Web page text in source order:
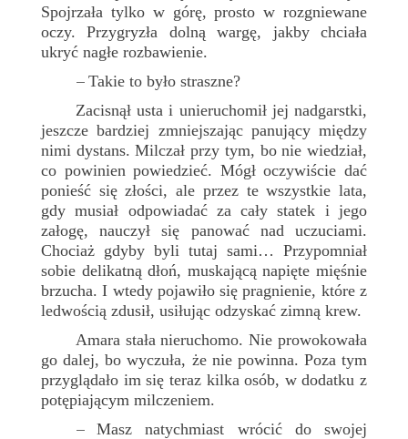
Spojrzała tylko w górę, prosto w rozgniewane
oczy. Przygryzła dolną wargę, jakby chciała
ukryć nagłe rozbawienie.
– Takie to było straszne?
Zacisnął usta i unieruchomił jej nadgarstki,
jeszcze bardziej zmniejszając panujący między
nimi dystans. Milczał przy tym, bo nie wiedział,
co powinien powiedzieć. Mógł oczywiście dać
ponieść się złości, ale przez te wszystkie lata,
gdy musiał odpowiadać za cały statek i jego
załogę, nauczył się panować nad uczuciami.
Chociaż gdyby byli tutaj sami… Przypomniał
sobie delikatną dłoń, muskającą napięte mięśnie
brzucha. I wtedy pojawiło się pragnienie, które z
ledwością zdusił, usiłując odzyskać zimną krew.
Amara stała nieruchomo. Nie prowokowała
go dalej, bo wyczuła, że nie powinna. Poza tym
przyglądało im się teraz kilka osób, w dodatku z
potępiającym milczeniem.
–Masz natychmiast wrócić do swojej